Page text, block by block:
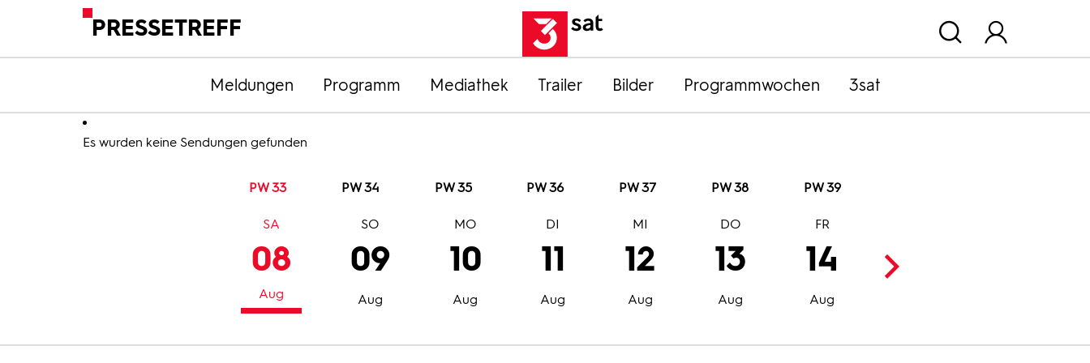
PRESSETREFF
Meldungen Programm Mediathek Trailer Bilder Programmwochen 3sat
Es wurden keine Sendungen gefunden
PW 33 PW 34 PW 35 PW 36 PW 37 PW 38 PW 39
08
Aug
SA
09
Aug
SO
10
Aug
MO
11
Aug
DI
12
Aug
MI
13
Aug
DO
14
Aug
FR
15